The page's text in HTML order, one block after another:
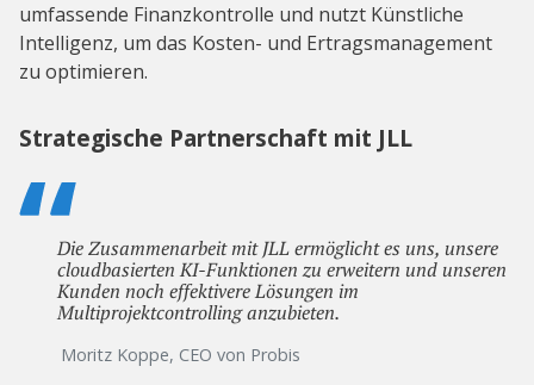
umfassende Finanzkontrolle und nutzt Künstliche
Intelligenz, um das Kosten- und Ertragsmanagement
zu optimieren.
Strategische Partnerschaft mit JLL
Die Zusammenarbeit mit JLL ermöglicht es uns, unsere
cloudbasierten KI-Funktionen zu erweitern und unseren
Kunden noch effektivere Lösungen im
Multiprojektcontrolling anzubieten.
Moritz Koppe, CEO von Probis